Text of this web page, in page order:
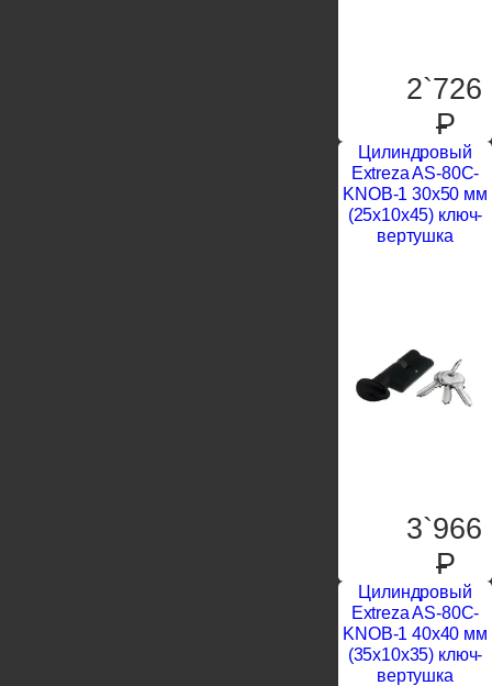
2`726
P
Цилиндровый
Extreza AS-80C-
KNOB-1 30x50 мм
(25x10x45) ключ-
вертушка
3`966
P
Цилиндровый
Extreza AS-80C-
KNOB-1 40x40 мм
(35x10x35) ключ-
вертушка